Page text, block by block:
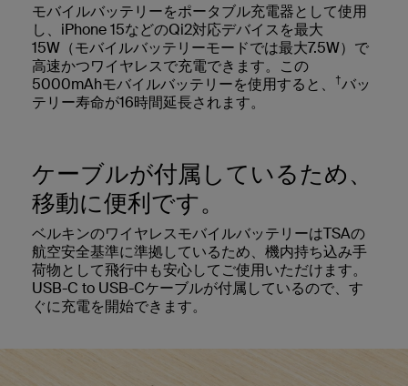
モバイルバッテリーをポータブル充電器として使用
し、iPhone 15などのQi2対応デバイスを最大
15W（モバイルバッテリーモードでは最大7.5W）で
高速かつワイヤレスで充電できます。この
5000mAhモバイルバッテリーを使用すると、
†バッ
テリー寿命が16時間延長されます。
ケーブルが付属しているため、
移動に便利です。
ベルキンのワイヤレスモバイルバッテリーはTSAの
航空安全基準に準拠しているため、機内持ち込み手
荷物として飛行中も安心してご使用いただけます。
USB-C to USB-Cケーブルが付属しているので、す
ぐに充電を開始できます。